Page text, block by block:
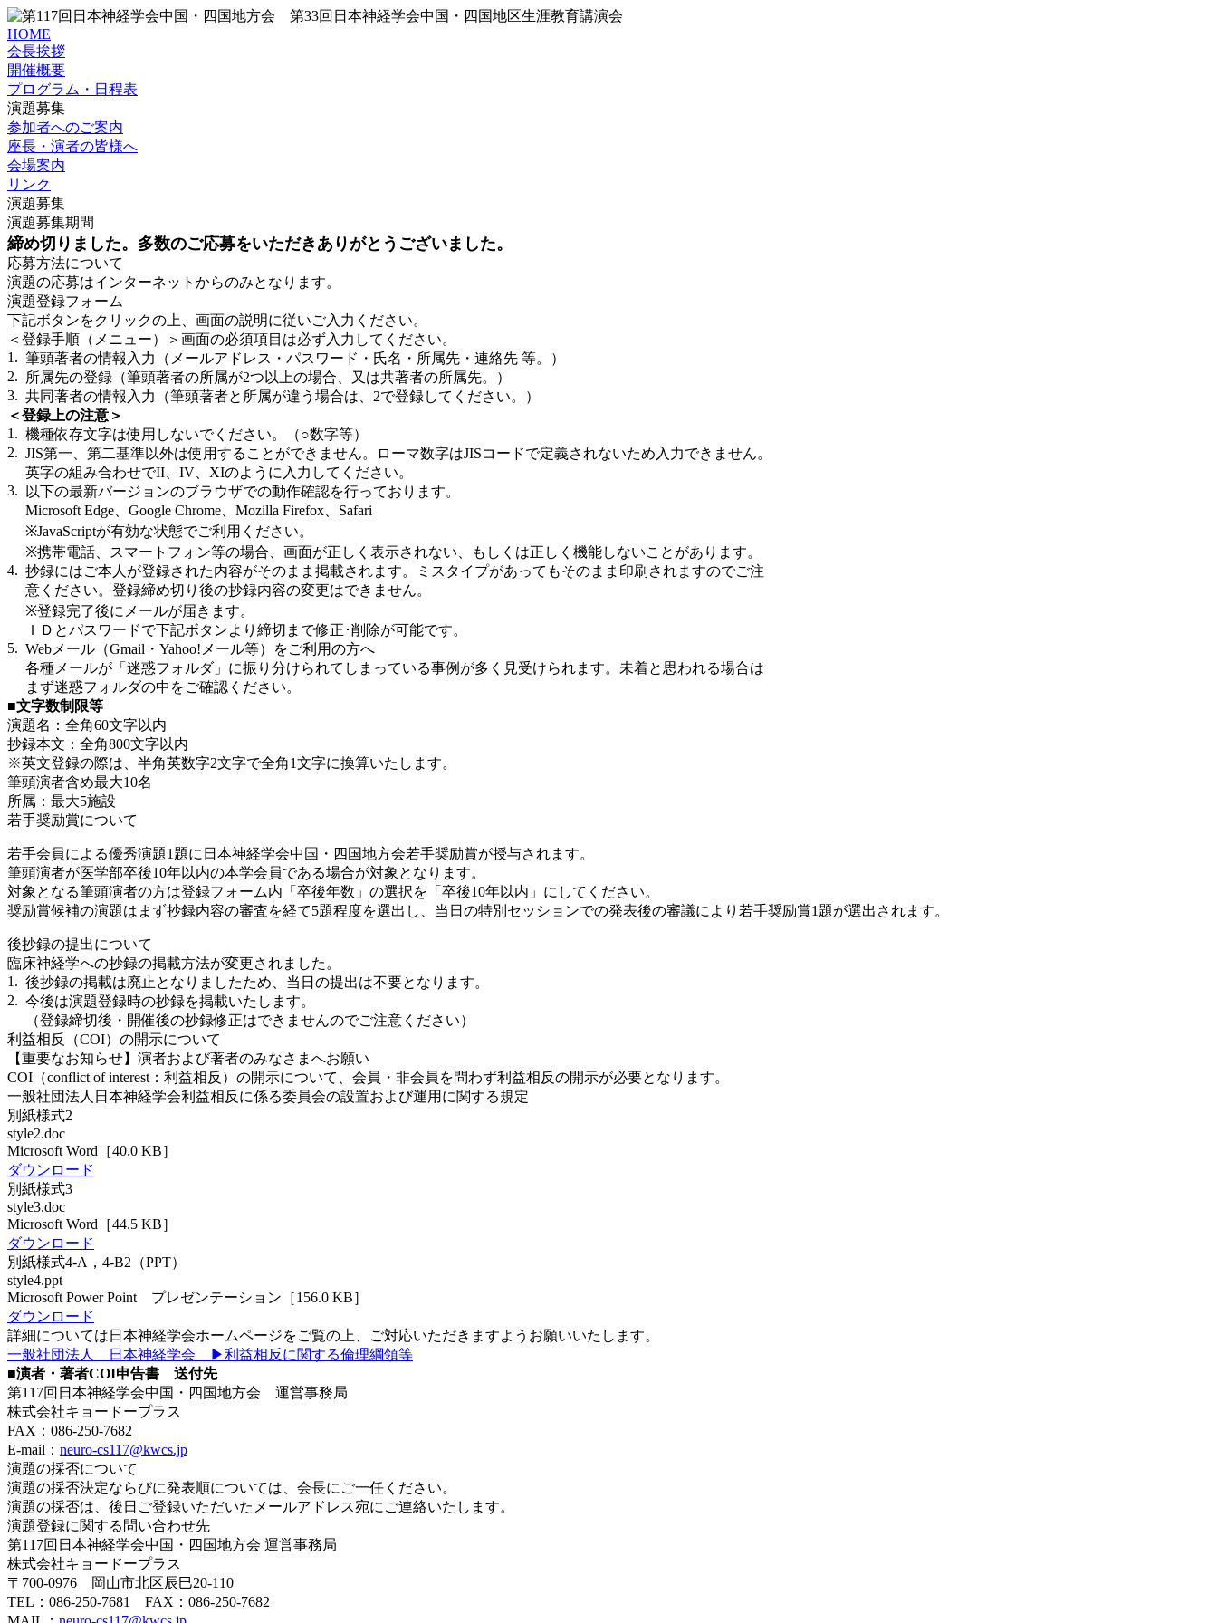
HOME
会長挨拶
開催概要
プログラム・日程表
演題募集
参加者へのご案内
座長・演者の皆様へ
会場案内
リンク
演題募集
演題募集期間
締め切りました。多数のご応募をいただきありがとうございました。
応募方法について
演題の応募はインターネットからのみとなります。
演題登録フォーム
下記ボタンをクリックの上、画面の説明に従いご入力ください。
＜登録手順（メニュー）＞画面の必須項目は必ず入力してください。
1. 筆頭著者の情報入力（メールアドレス・パスワード・氏名・所属先・連絡先 等。）
2.
所属先の登録（筆頭著者の所属が2つ以上の場合、又は共著者の所属先。）
3. 共同著者の情報入力（筆頭著者と所属が違う場合は、2で登録してください。）
＜登録上の注意＞
1. 機種依存文字は使用しないでください。（○数字等）
2. JIS第一、第二基準以外は使用することができません。ローマ数字はJISコードで定義されないため入力できません。
英字の組み合わせでII、IV、XIのように入力してください。
3.
以下の最新バージョンのブラウザでの動作確認を行っております。
Microsoft Edge、Google Chrome、Mozilla Firefox、Safari
※JavaScriptが有効な状態でご利用ください。
※携帯電話、スマートフォン等の場合、画面が正しく表示されない、もしくは正しく機能しないことがあります。
4. 抄録にはご本人が登録された内容がそのまま掲載されます。ミスタイプがあってもそのまま印刷されますのでご注
意ください。登録締め切り後の抄録内容の変更はできません。
※登録完了後にメールが届きます。
ＩＤとパスワードで下記ボタンより締切まで修正･削除が可能です。
5. Webメール（Gmail・Yahoo!メール等）をご利用の方へ
各種メールが「迷惑フォルダ」に振り分けられてしまっている事例が多く見受けられます。未着と思われる場合は
まず迷惑フォルダの中をご確認ください。
■文字数制限等
演題名：全角60文字以内
抄録本文：全角800文字以内
※英文登録の際は、半角英数字2文字で全角1文字に換算いたします。
筆頭演者含め最大10名
所属：最大5施設
若手奨励賞について
若手会員による優秀演題1題に日本神経学会中国・四国地方会若手奨励賞が授与されます。
筆頭演者が医学部卒後10年以内の本学会員である場合が対象となります。
対象となる筆頭演者の方は登録フォーム内「卒後年数」の選択を「卒後10年以内」にしてください。
奨励賞候補の演題はまず抄録内容の審査を経て5題程度を選出し、当日の特別セッションでの発表後の審議により若手奨励賞1題が選出されます。
後抄録の提出について
臨床神経学への抄録の掲載方法が変更されました。
1. 後抄録の掲載は廃止となりましたため、当日の提出は不要となります。
2. 今後は演題登録時の抄録を掲載いたします。
（登録締切後・開催後の抄録修正はできませんのでご注意ください）
利益相反（COI）の開示について
【重要なお知らせ】演者および著者のみなさまへお願い
COI（conflict of interest：利益相反）の開示について、会員・非会員を問わず利益相反の開示が必要となります。
一般社団法人日本神経学会利益相反に係る委員会の設置および運用に関する規定
別紙様式2
style2.doc
Microsoft Word［40.0 KB］
ダウンロード
別紙様式3
style3.doc
Microsoft Word［44.5 KB］
ダウンロード
別紙様式4-A，4-B2（PPT）
style4.ppt
Microsoft Power Point プレゼンテーション［156.0 KB］
ダウンロード
詳細については日本神経学会ホームページをご覧の上、ご対応いただきますようお願いいたします。
一般社団法人 日本神経学会 ▶利益相反に関する倫理綱領等
■演者・著者COI申告書 送付先
第117回日本神経学会中国・四国地方会 運営事務局
株式会社キョードープラス
FAX：086-250-7682
E-mail： neuro-cs117@kwcs.jp
演題の採否について
演題の採否決定ならびに発表順については、会長にご一任ください。
演題の採否は、後日ご登録いただいたメールアドレス宛にご連絡いたします。
演題登録に関する問い合わせ先
第117回日本神経学会中国・四国地方会 運営事務局
株式会社キョードープラス
〒700-0976 岡山市北区辰巳20-110
TEL：086-250-7681 FAX：086-250-7682